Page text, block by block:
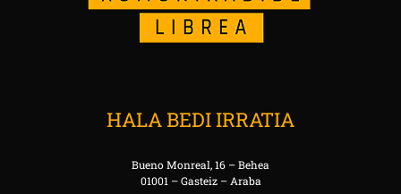
HALA BEDI IRRATIA
Bueno Monreal, 16 – Behea
01001 – Gasteiz – Araba